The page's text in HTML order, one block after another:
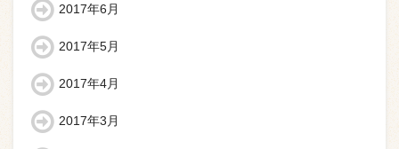
2017年6月
2017年5月
2017年4月
2017年3月